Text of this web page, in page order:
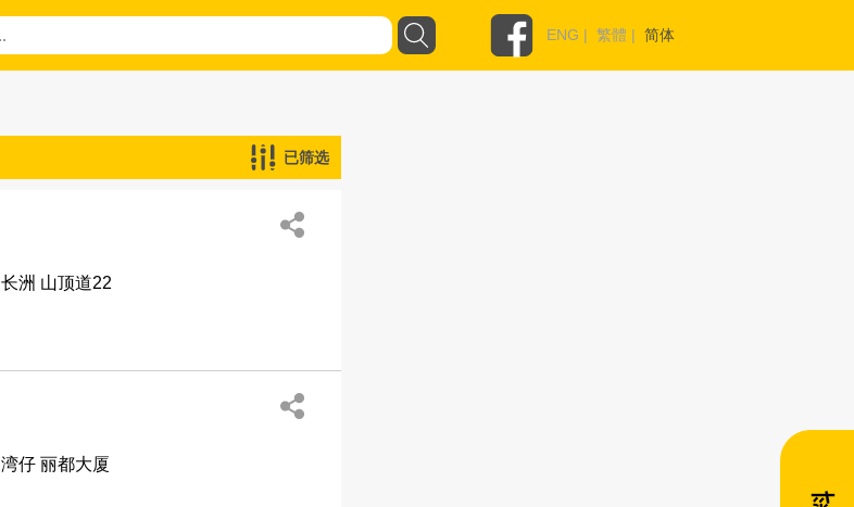
ENG | 繁體 | 简体
已筛选
长洲 山顶道22
湾仔 丽都大厦